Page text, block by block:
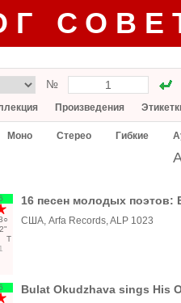
№
Произведения
Моно Стерео Гибкие
Т
1
16 песен молодых поэтов:
США, Arfa Records, ALP 1023
Bulat Okudzhava sings His